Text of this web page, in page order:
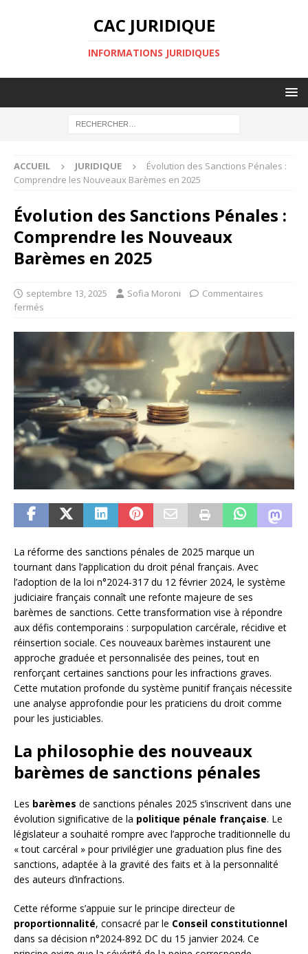
CAC JURIDIQUE
INFORMATIONS JURIDIQUES
ACCUEIL JURIDIQUE
Évolution des Sanctions Pénales :
Comprendre les Nouveaux Barèmes en 2025
Évolution des Sanctions Pénales :
Comprendre les Nouveaux
Barèmes en 2025
septembre 13, 2025 Sofia Moroni
Commentaires
fermés
La réforme des sanctions pénales de 2025 marque un
tournant dans l’application du droit pénal français. Avec
l’adoption de la loi n°2024-317 du 12 février 2024, le système
judiciaire français connaît une refonte majeure de ses
barèmes de sanctions. Cette transformation vise à répondre
aux défis contemporains : surpopulation carcérale, récidive et
réinsertion sociale. Ces nouveaux barèmes instaurent une
approche graduée et personnalisée des peines, tout en
renforçant certaines sanctions pour les infractions graves.
Cette mutation profonde du système punitif français nécessite
une analyse approfondie pour les praticiens du droit comme
pour les justiciables.
La philosophie des nouveaux
barèmes de sanctions pénales
Les barèmes de sanctions pénales 2025 s’inscrivent dans une
évolution significative de la politique pénale française. Le
législateur a souhaité rompre avec l’approche traditionnelle du
« tout carcéral » pour privilégier une graduation plus fine des
sanctions, adaptée à la gravité des faits et à la personnalité
des auteurs d’infractions.
Cette réforme s’appuie sur le principe directeur de
proportionnalité, consacré par le Conseil constitutionnel
dans sa décision n°2024-892 DC du 15 janvier 2024. Ce